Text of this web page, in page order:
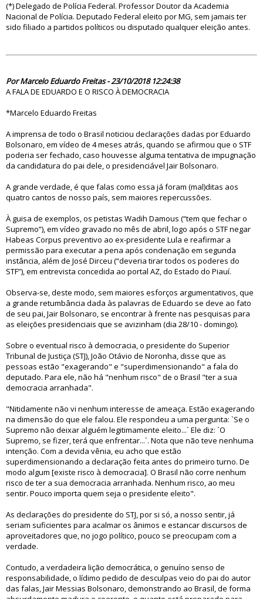
(*) Delegado de Polícia Federal. Professor Doutor da Academia
Nacional de Polícia. Deputado Federal eleito por MG, sem jamais ter
sido filiado a partidos políticos ou disputado qualquer eleição antes.
Por Marcelo Eduardo Freitas - 23/10/2018 12:24:38
A FALA DE EDUARDO E O RISCO À DEMOCRACIA
*Marcelo Eduardo Freitas
A imprensa de todo o Brasil noticiou declarações dadas por Eduardo
Bolsonaro, em vídeo de 4 meses atrás, quando se afirmou que o STF
poderia ser fechado, caso houvesse alguma tentativa de impugnação
da candidatura do pai dele, o presidenciável Jair Bolsonaro.
A grande verdade, é que falas como essa já foram (mal)ditas aos
quatro cantos de nosso país, sem maiores repercussões.
À guisa de exemplos, os petistas Wadih Damous (“tem que fechar o
Supremo”), em vídeo gravado no mês de abril, logo após o STF negar
Habeas Corpus preventivo ao ex-presidente Lula e reafirmar a
permissão para executar a pena após condenação em segunda
instância, além de José Dirceu (“deveria tirar todos os poderes do
STF”), em entrevista concedida ao portal AZ, do Estado do Piauí.
Observa-se, deste modo, sem maiores esforços argumentativos, que
a grande retumbância dada às palavras de Eduardo se deve ao fato
de seu pai, Jair Bolsonaro, se encontrar à frente nas pesquisas para
as eleições presidenciais que se avizinham (dia 28/10 - domingo).
Sobre o eventual risco à democracia, o presidente do Superior
Tribunal de Justiça (STJ), João Otávio de Noronha, disse que as
pessoas estão "exagerando" e "superdimensionando" a fala do
deputado. Para ele, não há "nenhum risco" de o Brasil "ter a sua
democracia arranhada".
"Nitidamente não vi nenhum interesse de ameaça. Estão exagerando
na dimensão do que ele falou. Ele respondeu a uma pergunta: `Se o
Supremo não deixar alguém legitimamente eleito...` Ele diz: `O
Supremo, se fizer, terá que enfrentar...`. Nota que não teve nenhuma
intenção. Com a devida vênia, eu acho que estão
superdimensionando a declaração feita antes do primeiro turno. De
modo algum [existe risco à democracia]. O Brasil não corre nenhum
risco de ter a sua democracia arranhada. Nenhum risco, ao meu
sentir. Pouco importa quem seja o presidente eleito".
As declarações do presidente do STJ, por si só, a nosso sentir, já
seriam suficientes para acalmar os ânimos e estancar discursos de
aproveitadores que, no jogo político, pouco se preocupam com a
verdade.
Contudo, a verdadeira lição democrática, o genuíno senso de
responsabilidade, o lídimo pedido de desculpas veio do pai do autor
das falas, Jair Messias Bolsonaro, demonstrando ao Brasil, de forma